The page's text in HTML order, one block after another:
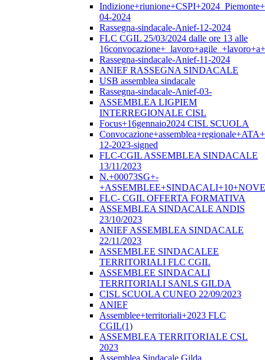
04-2024
Rassegna-sindacale-Anief-12-2024
FLC CGIL 25/03/2024 dalle ore 13 alle
Rassegna-sindacale-Anief-11-2024
ANIEF RASSEGNA SINDACALE
USB assemblea sindacale
Rassegna-sindacale-Anief-03-
ASSEMBLEA LIGPIEM
INTERREGIONALE CISL
Focus+16gennaio2024 CISL SCUOLA
12-2023-signed
FLC-CGIL ASSEMBLEA SINDACALE
13/11/2023
N.+00073SG+-
FLC- CGIL OFFERTA FORMATIVA
ASSEMBLEA SINDACALE ANDIS
23/10/2023
ANIEF ASSEMBLEA SINDACALE
22/11/2023
ASSEMBLEE SINDACALEE
TERRITORIALI FLC CGIL
ASSEMBLEE SINDACALI
TERRITORIALI SANLS GILDA
CISL SCUOLA CUNEO 22/09/2023
ANIEF
Assemblee+territoriali+2023 FLC
CGIL(1)
ASSEMBLEA TERRITORIALE CSL
2023